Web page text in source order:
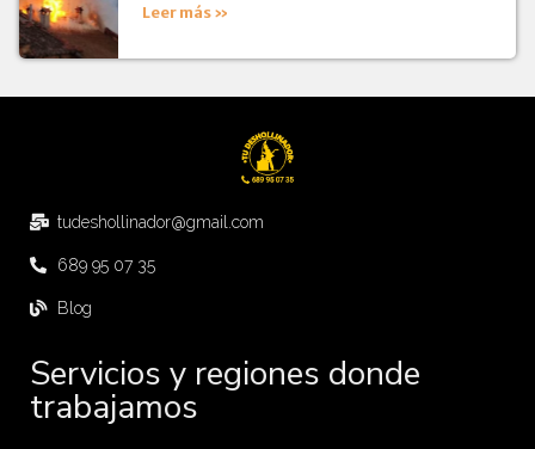
Leer más »
tudeshollinador@gmail.com
689 95 07 35
Blog
Servicios y regiones donde
trabajamos